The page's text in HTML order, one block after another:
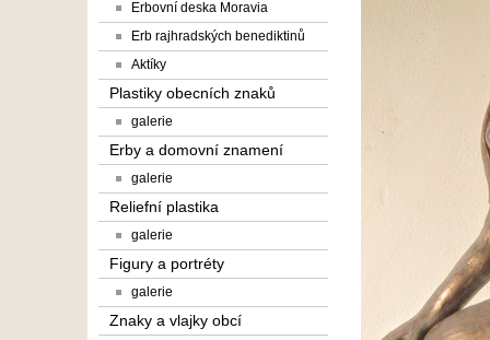
Erbovní deska Moravia
Erb rajhradských benediktinů
Aktíky
Plastiky obecních znaků
galerie
Erby a domovní znamení
galerie
Reliefní plastika
galerie
Figury a portréty
galerie
Znaky a vlajky obcí